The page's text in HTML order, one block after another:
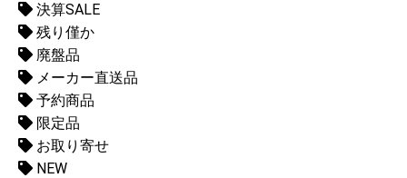
決算SALE
残り僅か
廃盤品
メーカー直送品
予約商品
限定品
お取り寄せ
NEW